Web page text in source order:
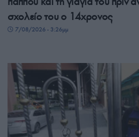
σχολείο του ο 14χρονος
7/08/2026 - 3:26μμ